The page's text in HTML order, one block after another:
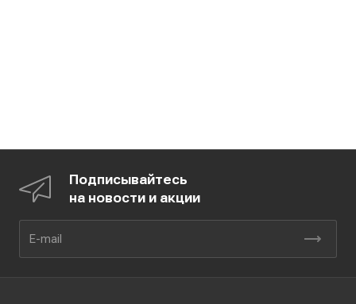
Подписывайтесь
на новости и акции